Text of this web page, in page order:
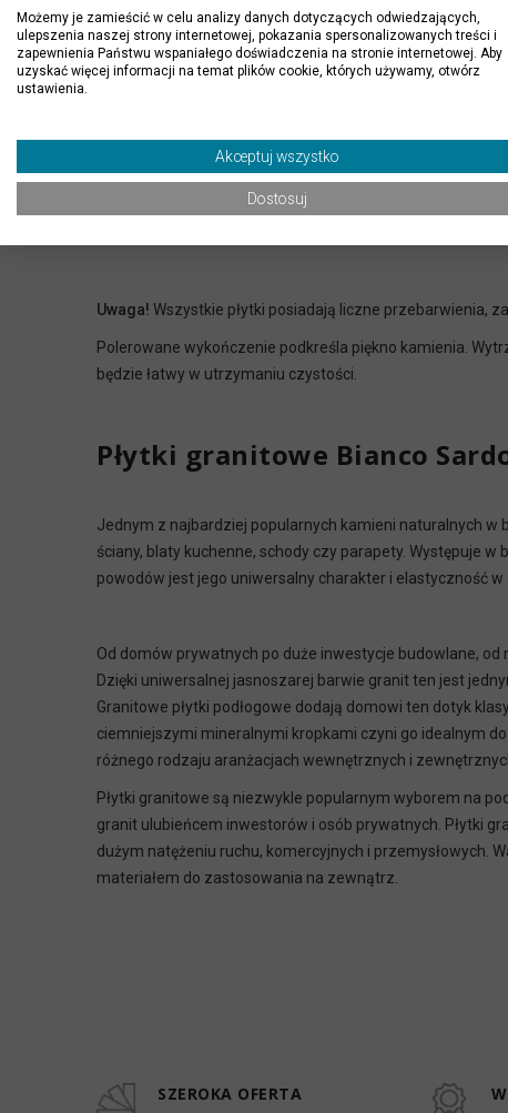
Zastosowanie: podłoga,
Kolor: szary i
Klink
Uwaga! Wszystkie płytki posiadają liczne przebarwienia,
Polerowane wykończenie podkreśla piękno kamienia.
będzie łatwy w utrzymaniu czystości.
Płytki granitowe Bianco
Jednym z najbardziej popularnych kamieni naturalnych w
ściany, blaty kuchenne, schody czy parapety. Występuje
powodów jest jego uniwersalny charakter i elastyczność w
Od domów prywatnych po duże inwestycje budowlane,
Dzięki uniwersalnej jasnoszarej barwie granit ten jest
Granitowe płytki podłogowe dodają domowi ten dotyk
ciemniejszymi mineralnymi kropkami czyni go idealnym
różnego rodzaju aranżacjach wewnętrznych i
Płytki granitowe są niezwykle popularnym wyborem na
granit ulubieńcem inwestorów i osób prywatnych. Płytki
dużym natężeniu ruchu, komercyjnych i przemysłowych.
materiałem do zastosowania na zewnątrz.
SZEROKA OFERTA
Możemy je zamieścić w celu analizy danych dotyczących odwiedzających,
ulepszenia naszej strony internetowej, pokazania spersonalizowanych treści i
zapewnienia Państwu wspaniałego doświadczenia na stronie internetowej. Aby
uzyskać więcej informacji na temat plików cookie, których używamy, otwórz
ustawienia.
Akceptuj wszystko
Dostosuj